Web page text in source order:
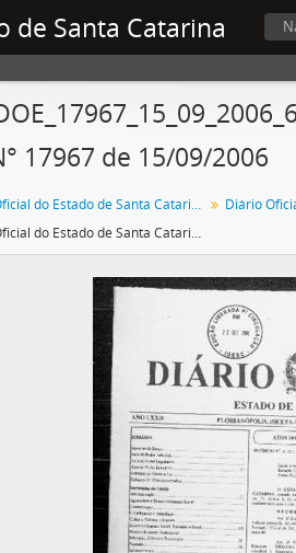
de Santa Catarina
17967 de 15/09/2006
Diário Oficial do Estado de Santa Catarina
Diário Oficial do Estado de Santa Catarina. Ano 72. N° 17967 de 15/09/2006